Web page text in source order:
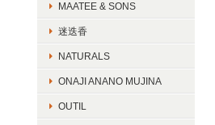
MAATEE & SONS
迷迭香
NATURALS
ONAJI ANANO MUJINA
OUTIL